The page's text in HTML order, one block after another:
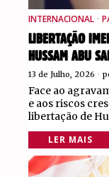
INTERNACIONAL ·
LIBERTAÇÃO
HUSSAM ABU
13 de Julho, 2026
Face ao
e aos riscos
libertação de
LER MAIS